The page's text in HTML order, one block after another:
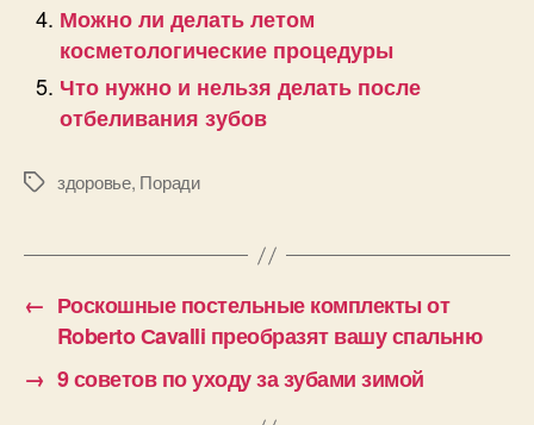
Можно ли делать летом
косметологические процедуры
Что нужно и нельзя делать после
отбеливания зубов
Позначки
здоровье, Поради
← Роскошные постельные комплекты от
Roberto Сavalli преобразят вашу спальню
→ 9 советов по уходу за зубами зимой